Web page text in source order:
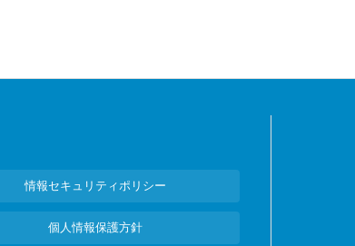
情報セキュリティポリシー
個人情報保護方針